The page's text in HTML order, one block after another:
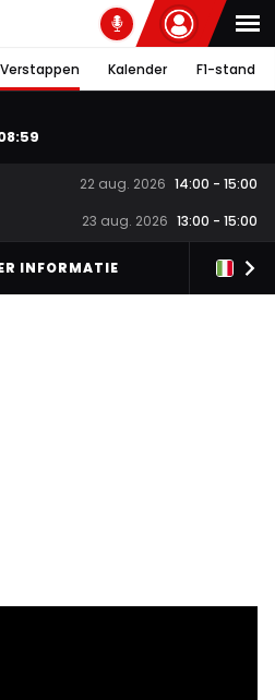
Kalender F1-stand
:59
22 aug. 2026 14:00 - 15:00
23 aug. 2026 13:00 - 15:00
INFORMATIE